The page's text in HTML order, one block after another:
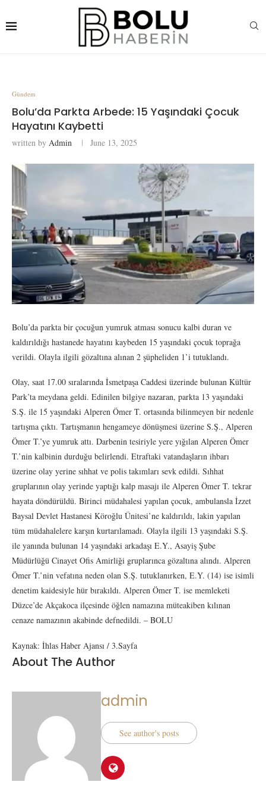
Gündem
Bolu’da Parkta Arbede: 15 Yaşındaki Çocuk
Hayatını Kaybetti
written by Admin June 13, 2025
Bolu’da parkta bir çocuğun yumruk atması sonucu kalbi duran ve
kaldırıldığı hastanede hayatını kaybeden 15 yaşındaki çocuk toprağa
verildi. Olayla ilgili gözaltına alınan 2 şüpheliden 1’i tutuklandı.
Olay, saat 17.00 sıralarında İsmetpaşa Caddesi üzerinde bulunan Kültür
Park’ta meydana geldi. Edinilen bilgiye nazaran, parkta 13 yaşındaki
S.Ş. ile 15 yaşındaki Alperen Ömer T. ortasında bilinmeyen bir nedenle
tartışma çıktı. Tartışmanın hengameye dönüşmesi üzerine S.Ş., Alperen
Ömer T.’ye yumruk attı. Darbenin tesiriyle yere yığılan Alperen Ömer
T.’nin kalbinin durduğu belirlendi. Etraftaki vatandaşların ihbarı
üzerine olay yerine sıhhat ve polis takımları sevk edildi. Sıhhat
gruplarının olay yerinde yaptığı kalp masajı ile Alperen Ömer T. tekrar
hayata döndürüldü. Birinci müdahalesi yapılan çocuk, ambulansla İzzet
Baysal Devlet Hastanesi Köroğlu Ünitesi’ne kaldırıldı, lakin yapılan
tüm müdahalelere karşın kurtarılamadı. Olayla ilgili 13 yaşındaki S.Ş.
ile yanında bulunan 14 yaşındaki arkadaşı E.Y., Asayiş Şube
Müdürlüğü Cinayet Ofis Amirliği gruplarınca gözaltına alındı. Alperen
Ömer T.’nin vefatına neden olan S.Ş. tutuklanırken, E.Y. (14) ise isimli
denetim kaidesiyle hür bırakıldı. Alperen Ömer T. ise memleketi
Düzce’de Akçakoca ilçesinde öğlen namazına müteakiben kılınan
cenaze namazının akabinde defnedildi. – BOLU
Kaynak: İhlas Haber Ajansı / 3.Sayfa
About The Author
admin
See author's posts